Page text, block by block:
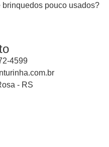
pouco usados?
4599
- RS